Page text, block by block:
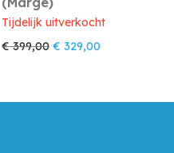
€ 389,00.
€ 319,00.
Tijdelijk uitverkocht
€399,00 Oorspronkelijke prijs
€ 329,00